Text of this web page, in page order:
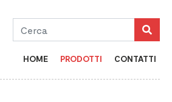
HOME PRODOTTI CONTATTI